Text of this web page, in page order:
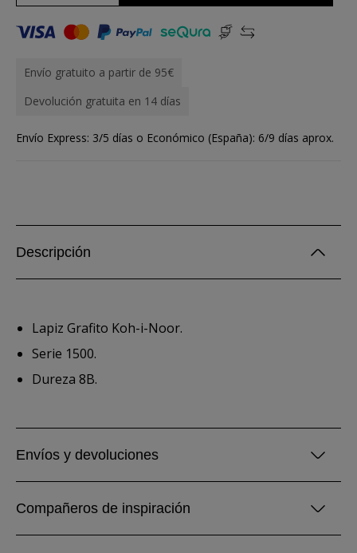
Envío gratuito a partir de 95€
Devolución gratuita en 14 días
Envío Express: 3/5 días o Económico (España): 6/9 días aprox.
Descripción
Lapiz Grafito Koh-i-Noor.
Serie 1500.
Dureza 8B.
Envíos y devoluciones
Compañeros de inspiración